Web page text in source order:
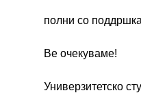
полни со
Ве очекуваме!
Универзитетско